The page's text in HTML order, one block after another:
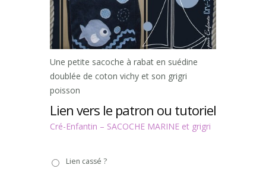
Une petite sacoche à rabat en suédine
doublée de coton vichy et son grigri
poisson
Lien vers le patron ou tutoriel
Cré-Enfantin – SACOCHE MARINE et grigri
casséLien cassé ?